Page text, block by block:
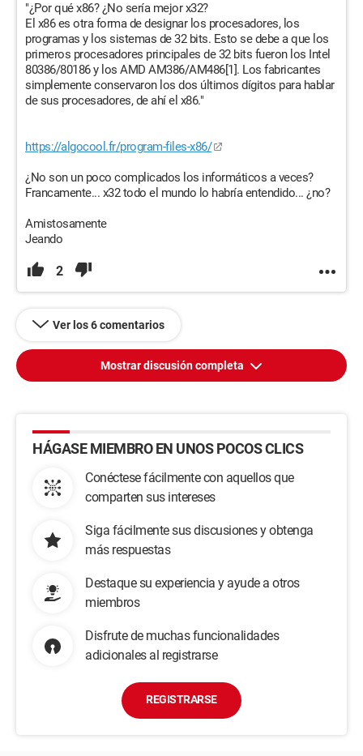
"¿Por qué x86? ¿No sería mejor x32?
El x86 es otra forma de designar los procesadores, los
programas y los sistemas de 32 bits. Esto se debe a que los
primeros procesadores principales de 32 bits fueron los Intel
80386/80186 y los AMD AM386/AM486[1]. Los fabricantes
simplemente conservaron los dos últimos dígitos para hablar
de sus procesadores, de ahí el x86."
https://algocool.fr/program-files-x86/
¿No son un poco complicados los informáticos a veces?
Francamente... x32 todo el mundo lo habría entendido... ¿no?
Amistosamente
Jeando
2
Ver los 6 comentarios
Mostrar discusión completa
HÁGASE MIEMBRO EN UNOS POCOS CLICS
Conéctese fácilmente con aquellos que
comparten sus intereses
Siga fácilmente sus discusiones y obtenga
más respuestas
Destaque su experiencia y ayude a otros
miembros
Disfrute de muchas funcionalidades
adicionales al registrarse
REGISTRARSE